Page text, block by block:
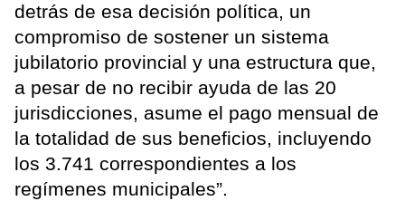
detrás de esa decisión política, un
compromiso de sostener un sistema
jubilatorio provincial y una estructura que,
a pesar de no recibir ayuda de las 20
jurisdicciones, asume el pago mensual de
la totalidad de sus beneficios, incluyendo
los 3.741 correspondientes a los
regímenes municipales”.